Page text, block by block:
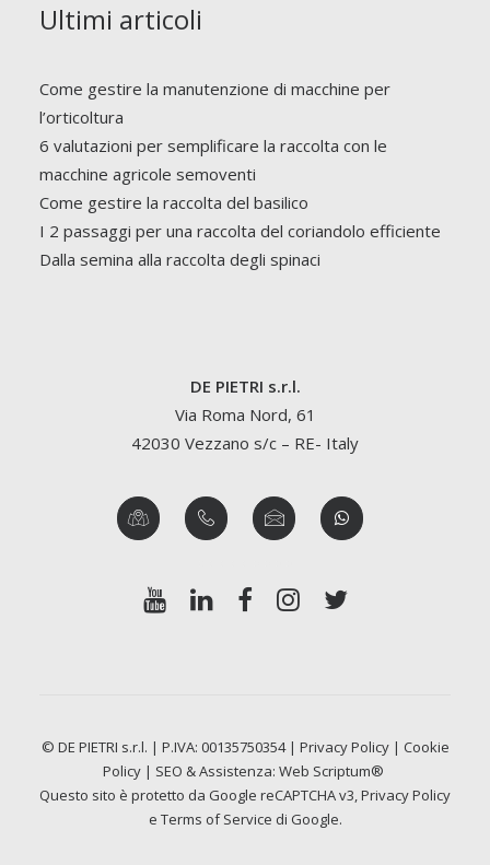
Ultimi articoli
Come gestire la manutenzione di macchine per
l’orticoltura
6 valutazioni per semplificare la raccolta con le
macchine agricole semoventi
Come gestire la raccolta del basilico
I 2 passaggi per una raccolta del coriandolo efficiente
Dalla semina alla raccolta degli spinaci
DE PIETRI s.r.l.
Via Roma Nord, 61
42030 Vezzano s/c – RE- Italy
© DE PIETRI s.r.l. | P.IVA: 00135750354 | Privacy Policy| Cookie
Policy | SEO & Assistenza: Web Scriptum®
Questo sito è protetto da Google reCAPTCHA v3,Privacy Policy
e Terms of Service di Google.